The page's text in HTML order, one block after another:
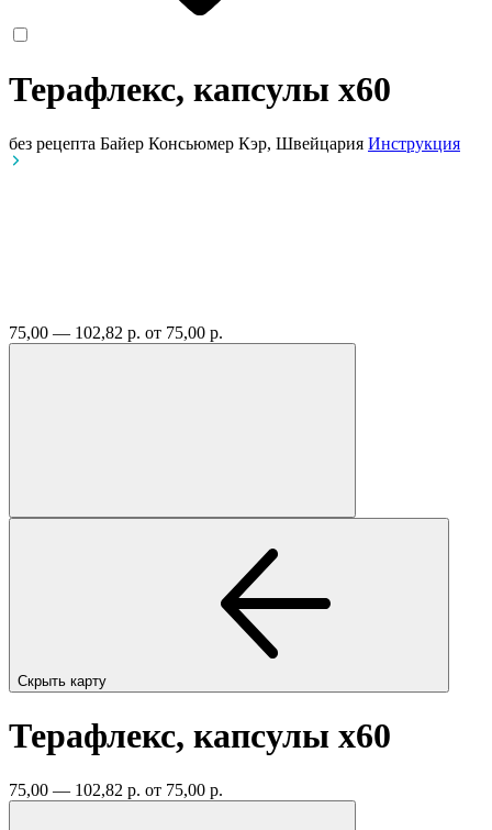
Терафлекс, капсулы x60
без рецепта Байер Консьюмер Кэр, Швейцария Инструкция
75,00 — 102,82 р. от 75,00 р.
Скрыть карту
Терафлекс, капсулы x60
75,00 — 102,82 р. от 75,00 р.